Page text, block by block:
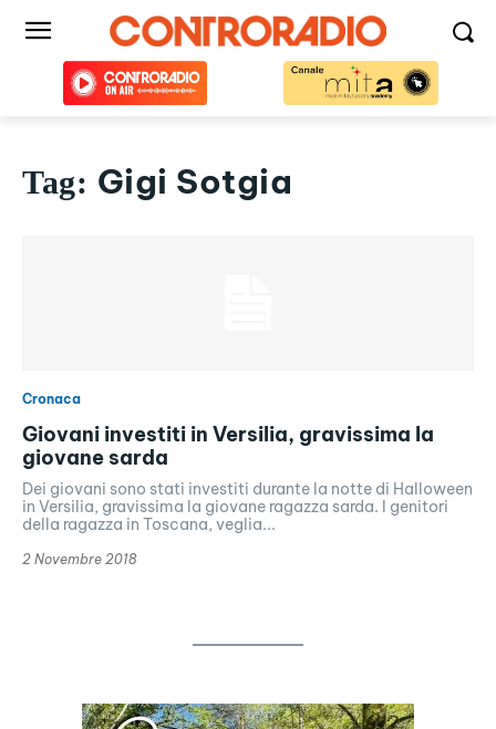
Tag: Gigi Sotgia
Cronaca
Giovani investiti in Versilia, gravissima la
giovane sarda
Dei giovani sono stati investiti durante la notte di Halloween
in Versilia, gravissima la giovane ragazza sarda. I genitori
della ragazza in Toscana, veglia...
2 Novembre 2018